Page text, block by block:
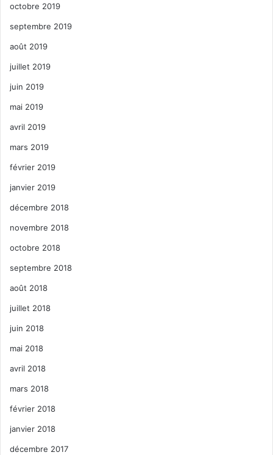
octobre 2019
septembre 2019
août 2019
juillet 2019
juin 2019
mai 2019
avril 2019
mars 2019
février 2019
janvier 2019
décembre 2018
novembre 2018
octobre 2018
septembre 2018
août 2018
juillet 2018
juin 2018
mai 2018
avril 2018
mars 2018
février 2018
janvier 2018
décembre 2017